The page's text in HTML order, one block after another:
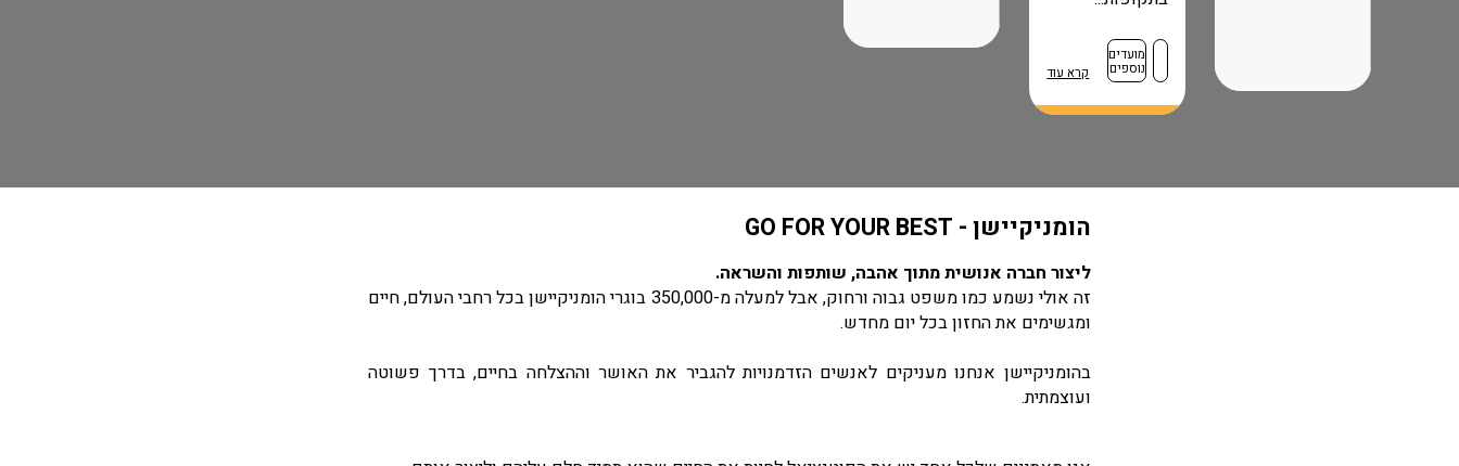
מועדים
נוספים קרא עוד
הומניקיישן​ - GO FOR YOUR BEST
ליצור חברה אנושית מתוך אהבה, שותפות והשראה.
זה אולי נשמע כמו משפט גבוה ורחוק, אבל למעלה מ-350,000 בוגרי הומניקיישן בכל רחבי העולם, חיים
ומגשימים את החזון בכל יום מחדש.
בהומניקיישן אנחנו מעניקים לאנשים הזדמנויות להגביר את האושר וההצלחה בחיים, בדרך פשוטה
ועוצמתית.